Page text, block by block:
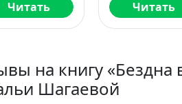
Читать Читать
на книгу «Бездна
Шагаевой